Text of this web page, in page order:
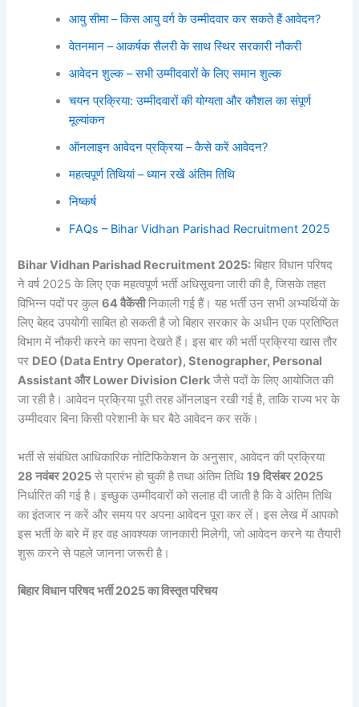
आयु सीमा – किस आयु वर्ग के उम्मीदवार कर सकते हैं आवेदन?
वेतनमान – आकर्षक सैलरी के साथ स्थिर सरकारी नौकरी
आवेदन शुल्क – सभी उम्मीदवारों के लिए समान शुल्क
चयन प्रक्रिया: उम्मीदवारों की योग्यता और कौशल का संपूर्ण
मूल्यांकन
ऑनलाइन आवेदन प्रक्रिया – कैसे करें आवेदन?
महत्वपूर्ण तिथियां – ध्यान रखें अंतिम तिथि
निष्कर्ष
FAQs – Bihar Vidhan Parishad Recruitment 2025
Bihar Vidhan Parishad Recruitment 2025: बिहार विधान परिषद
ने वर्ष 2025 के लिए एक महत्वपूर्ण भर्ती अधिसूचना जारी की है, जिसके तहत
विभिन्न पदों पर कुल64 वैकेंसीनिकाली गई हैं। यह भर्ती उन सभी अभ्यर्थियों के
लिए बेहद उपयोगी साबित हो सकती है जो बिहार सरकार के अधीन एक प्रतिष्ठित
विभाग में नौकरी करने का सपना देखते हैं। इस बार की भर्ती प्रक्रिया खास तौर
पर DEO (Data Entry Operator), Stenographer, Personal
Assistant और Lower Division Clerk जैसे पदों के लिए आयोजित की
जा रही है। आवेदन प्रक्रिया पूरी तरह ऑनलाइन रखी गई है, ताकि राज्य भर के
उम्मीदवार बिना किसी परेशानी के घर बैठे आवेदन कर सकें।
भर्ती से संबंधित आधिकारिक नोटिफिकेशन के अनुसार, आवेदन की प्रक्रिया
28 नवंबर 2025 से प्रारंभ हो चुकी है तथा अंतिम तिथि19 दिसंबर 2025
निर्धारित की गई है। इच्छुक उम्मीदवारों को सलाह दी जाती है कि वे अंतिम तिथि
का इंतजार न करें और समय पर अपना आवेदन पूरा कर लें। इस लेख में आपको
इस भर्ती के बारे में हर वह आवश्यक जानकारी मिलेगी, जो आवेदन करने या तैयारी
शुरू करने से पहले जानना जरूरी है।
बिहार विधान परिषद भर्ती 2025 का विस्तृत परिचय